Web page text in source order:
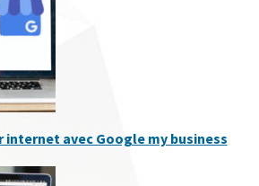
internet avec Google my business